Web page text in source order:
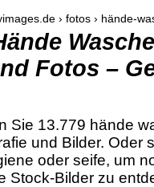
› fotos › hände-
Fotos –
Sie 13.779 hände
und Bilder. Oder
oder seife, um
Stock-Bilder zu